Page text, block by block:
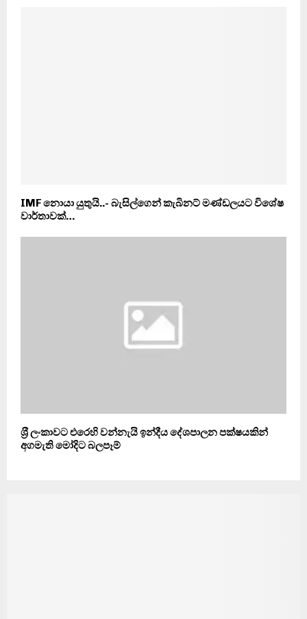
IMF නොයා යුතුයි..- බැසිල්ගෙන් කැබිනට් මණ්ඩලයට විශේෂ
වාර්තාවක්…
ශ‍්‍රී ලංකාවට එරෙහි වන්නැයි ඉන්දීය දේශපාලන පක්ෂයකින්
අගමැති මෝදිට බලපෑම්